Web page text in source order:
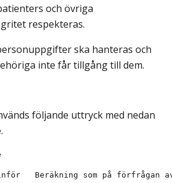
och övriga
respekteras.
ska hanteras och
inte får tillgång till dem.
följande uttryck med nedan